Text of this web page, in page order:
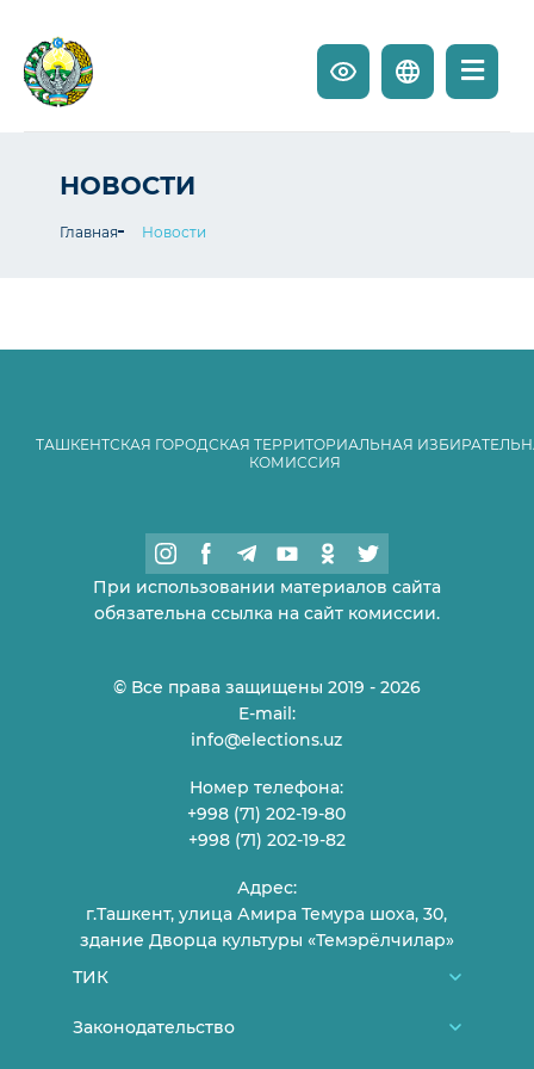
НОВОСТИ
Главная Новости
ТАШКЕНТСКАЯ ГОРОДСКАЯ ТЕРРИТОРИАЛЬНАЯ
КОМИССИЯ
При использовании материалов сайта
обязательна ссылка на сайт комиссии.
© Все права защищены 2019 - 2026
E-mail:
info@elections.uz
Номер телефона:
+998 (71) 202-19-80
+998 (71) 202-19-82
Адрес:
г.Ташкент, улица Амира Темура шоха, 30,
здание Дворца культуры «Темэрёлчилар»
ТИК
О нас
Законодательство